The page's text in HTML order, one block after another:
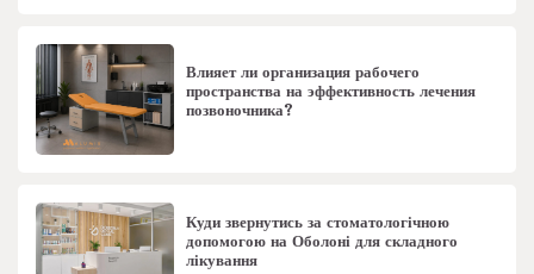
Влияет ли организация рабочего
пространства на эффективность лечения
позвоночника?
Куди звернутись за стоматологічною
допомогою на Оболоні для складного
лікування